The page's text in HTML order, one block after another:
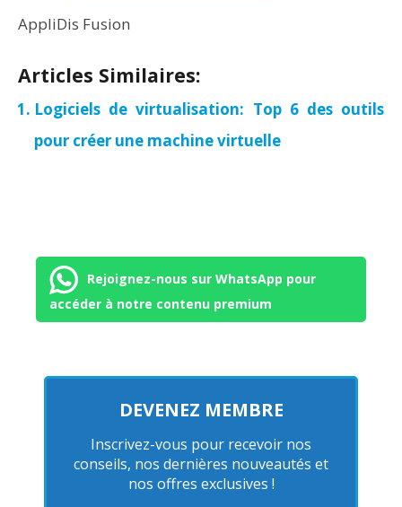
AppliDis Fusion
Articles Similaires:
Logiciels de virtualisation: Top 6 des outils
pour créer une machine virtuelle
Rejoignez-nous sur WhatsApp pour
accéder à notre contenu premium
DEVENEZ MEMBRE
Inscrivez-vous pour recevoir nos
conseils, nos dernières nouveautés et
nos offres exclusives !